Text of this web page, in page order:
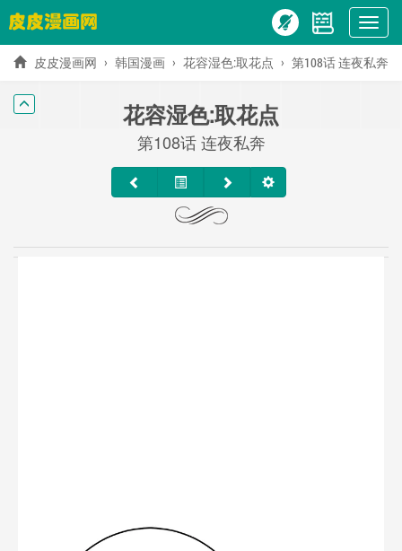
Show
menu
皮皮漫画网 韩国漫画 花容湿色:取花点 第108话 连夜私奔
花容湿色:取花点
第108话 连夜私奔